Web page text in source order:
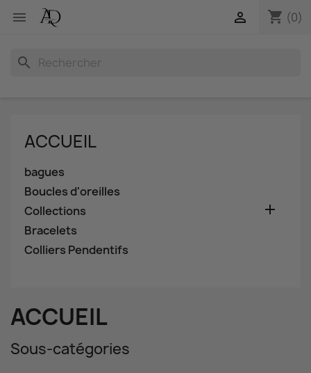
 shopping_cart (0)

search
ACCUEIL
bagues
Boucles d'oreilles
Collections

Bracelets
Colliers Pendentifs
ACCUEIL
Sous-catégories